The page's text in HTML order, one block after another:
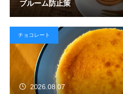
ブルーム防止策
チョコレート
2026.08.07